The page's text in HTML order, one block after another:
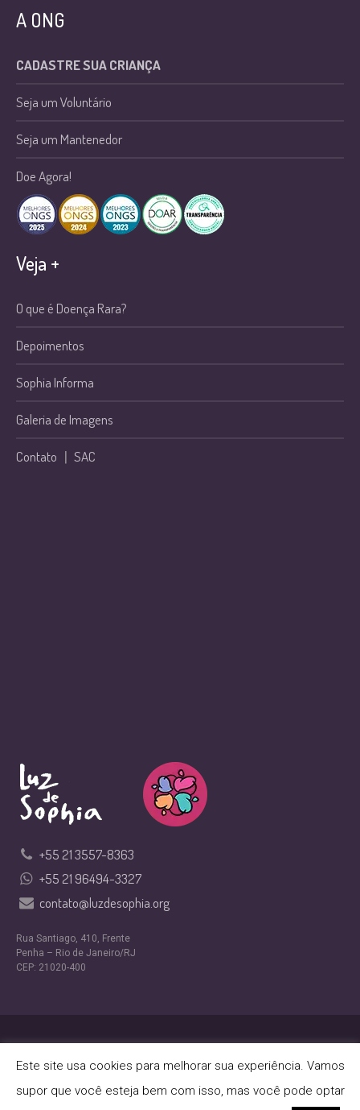
A ONG
CADASTRE SUA CRIANÇA
Seja um Voluntário
Seja um Mantenedor
Doe Agora!
Veja +
O que é Doença Rara?
Depoimentos
Sophia Informa
Galeria de Imagens
Contato |SAC
+55 21 3557-8363
+55 21 96494-3327
contato@luzdesophia.org
Rua Santiago, 410, Frente
Penha – Rio de Janeiro/RJ
CEP: 21020-400
Política de Privacidade / ONG Luz de Sophia © 2024 |
Este site usa cookies para melhorar sua experiência. Vamos
supor que você esteja bem com isso, mas você pode optar